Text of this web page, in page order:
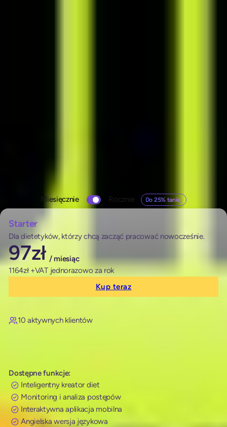
Poznaj nasze plany
Miesięcznie
Zmień
cennik
Miesięcznie
Rocznie Do 25% taniej
Do 25% taniej
Starter
Dla dietetyków, którzy chcą zacząć pracować nowocześnie.
97zł / miesiąc
1164zł +VAT jednorazowo za rok
Kup teraz
10 aktywnych klientów
Dostępne funkcje:
Inteligentny kreator diet
Monitoring i analiza postępów
Interaktywna aplikacja mobilna
Angielska wersja językowa